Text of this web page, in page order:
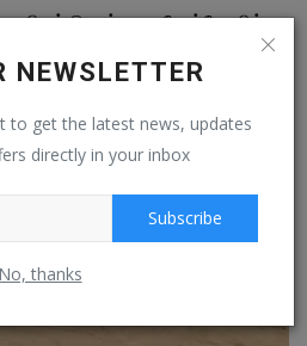
NEWSLETTER
to get the latest news, updates
directly in your inbox
Subscribe
No, thanks
தொல்லை : போக்சோவில்...